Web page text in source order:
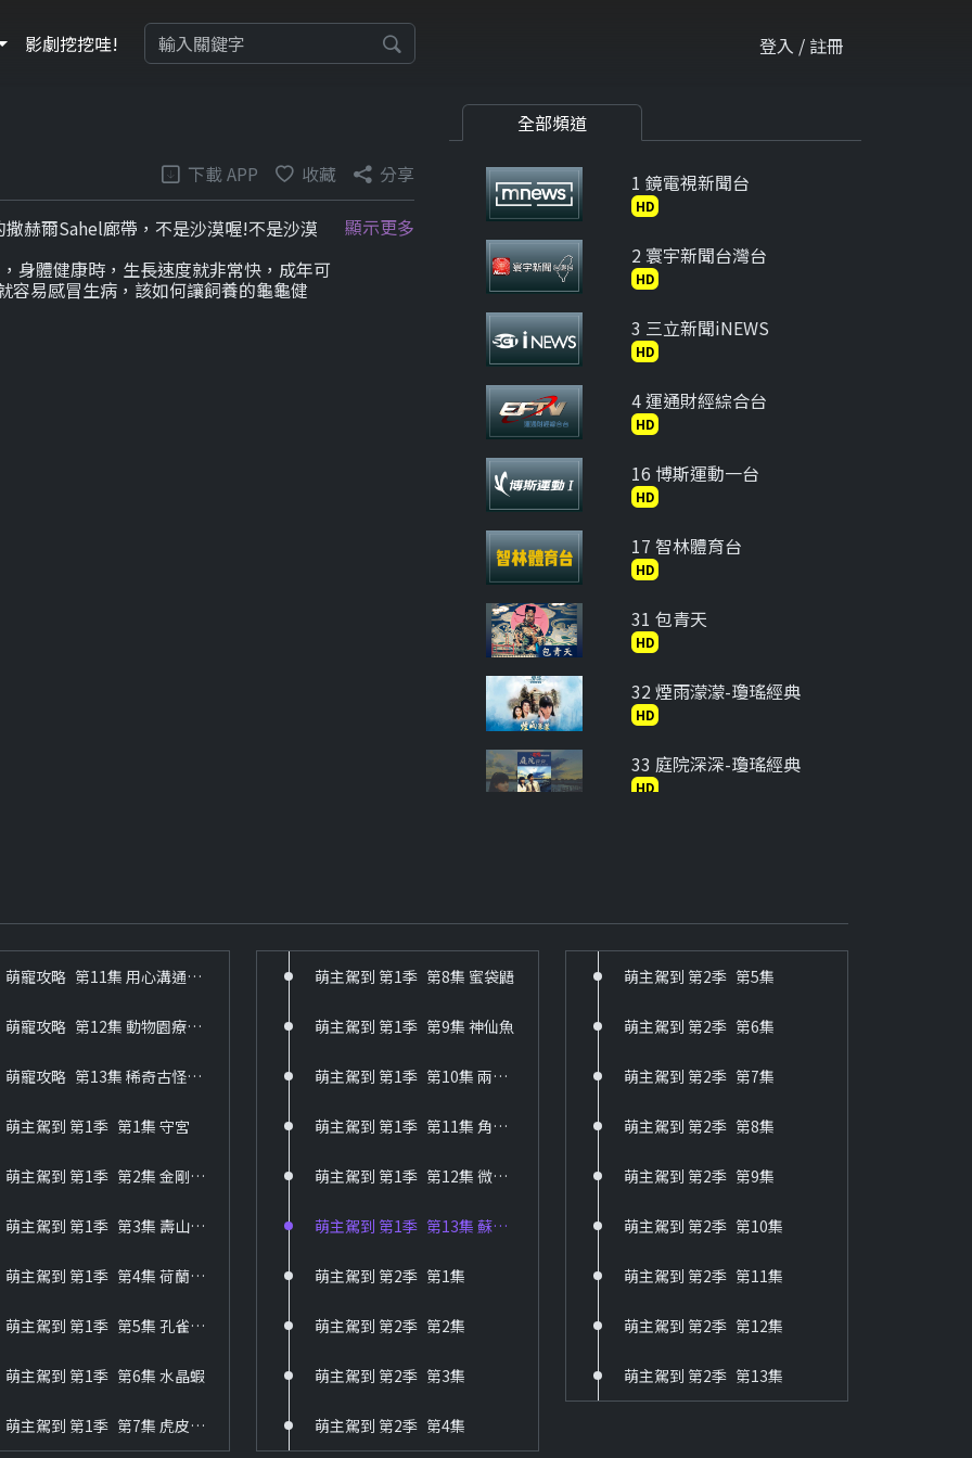
影劇挖挖哇! 登入 / 註冊
下載 APP 收藏 分享
赫爾Sahel廊帶，不是沙漠喔!不是沙漠
身體健康時，生長速度就非常快，成年可
容易感冒生病，該如何讓飼養的龜龜健
顯示更多
全部頻道
1 鏡電視新聞台
HD
2 寰宇新聞台灣台
HD
3 三立新聞iNEWS
HD
4 運通財經綜合台
HD
16 博斯運動一台
HD
17 智林體育台
HD
31 包青天
HD
32 煙雨濛濛-瓊瑤經典
HD
33 庭院深深-瓊瑤經典
HD
36 六個夢-啞妻
HD
38 台灣靈異事件
HD
40 新兵日記
HD
萌寵攻略_第11集 用心溝通毛寶貝
萌寵攻略_第12集 動物園療癒系萌寵集合
萌寵攻略_第13集 稀奇古怪萌寵風來襲
萌主駕到 第1季_第1集 守宮
萌主駕到 第1季_第2集 金剛鸚鵡巴丹鸚鵡
萌主駕到 第1季_第3集 壽山動物園大象阿里
萌主駕到 第1季_第4集 荷蘭柯爾鴨
萌主駕到 第1季_第5集 孔雀魚和大肚魚
萌主駕到 第1季_第6集 水晶蝦
萌主駕到 第1季_第7集 虎皮鸚鵡
萌主駕到 第1季_第8集 蜜袋鼯
萌主駕到 第1季_第9集 神仙魚
萌主駕到 第1季_第10集 兩棲爬蟲
萌主駕到 第1季_第11集 角落。有貓
萌主駕到 第1季_第12集 微笑天使薩摩耶
萌主駕到 第1季_第13集 蘇卡達象龜
萌主駕到 第2季_第1集
萌主駕到 第2季_第2集
萌主駕到 第2季_第3集
萌主駕到 第2季_第4集
萌主駕到 第2季_第5集
萌主駕到 第2季_第6集
萌主駕到 第2季_第7集
萌主駕到 第2季_第8集
萌主駕到 第2季_第9集
萌主駕到 第2季_第10集
萌主駕到 第2季_第11集
萌主駕到 第2季_第12集
萌主駕到 第2季_第13集